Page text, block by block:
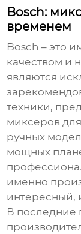
Bosch:
временем
Bosch – это
качеством и
являются
техники,
миксеров
ручных
мощных
именно
интересный,
В последние